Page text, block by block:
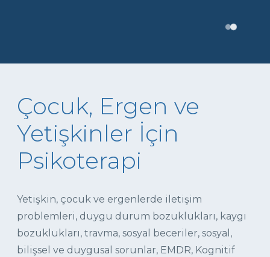
Çocuk, Ergen ve
Yetişkinler İçin
Psikoterapi
Yetişkin, çocuk ve ergenlerde iletişim
problemleri, duygu durum bozuklukları, kaygı
bozuklukları, travma, sosyal beceriler, sosyal,
bilişsel ve duygusal sorunlar, EMDR, Kognitif